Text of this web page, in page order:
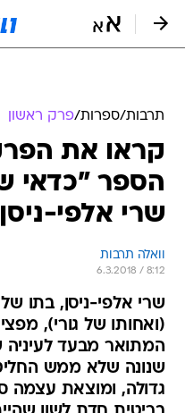
תרבות/ספרות/פרק ראשון
קראו את
הספר "כדאי
שרי אלפי-ניסן
וואלה תרבות
6.3.2018 / 8:12
שרי אלפי-ניסן, בתו
(ואחותו של גורי),
המתואר מבעד לעיניה
שנונה שלא ממש
גדולה, ומוצאת